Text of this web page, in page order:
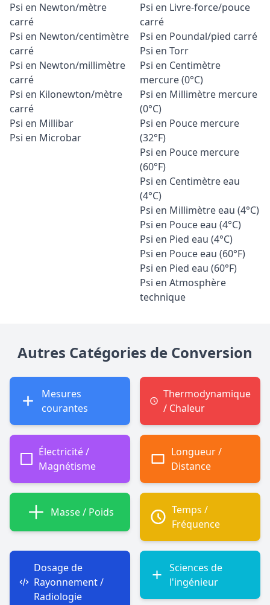
Psi en Newton/mètre
carré
Psi en Newton/centimètre
carré
Psi en Newton/millimètre
carré
Psi en Kilonewton/mètre
carré
Psi en Millibar
Psi en Microbar
Psi en Livre-force/pouce
carré
Psi en Poundal/pied carré
Psi en Torr
Psi en Centimètre
mercure (0°C)
Psi en Millimètre mercure
(0°C)
Psi en Pouce mercure
(32°F)
Psi en Pouce mercure
(60°F)
Psi en Centimètre eau
(4°C)
Psi en Millimètre eau (4°C)
Psi en Pouce eau (4°C)
Psi en Pied eau (4°C)
Psi en Pouce eau (60°F)
Psi en Pied eau (60°F)
Psi en Atmosphère
technique
Autres Catégories de Conversion
Mesures
courantes
Thermodynamique
/ Chaleur
Électricité /
Magnétisme
Longueur /
Distance
Masse / Poids
Temps /
Fréquence
Dosage de
Rayonnement /
Radiologie
Sciences de
l'ingénieur